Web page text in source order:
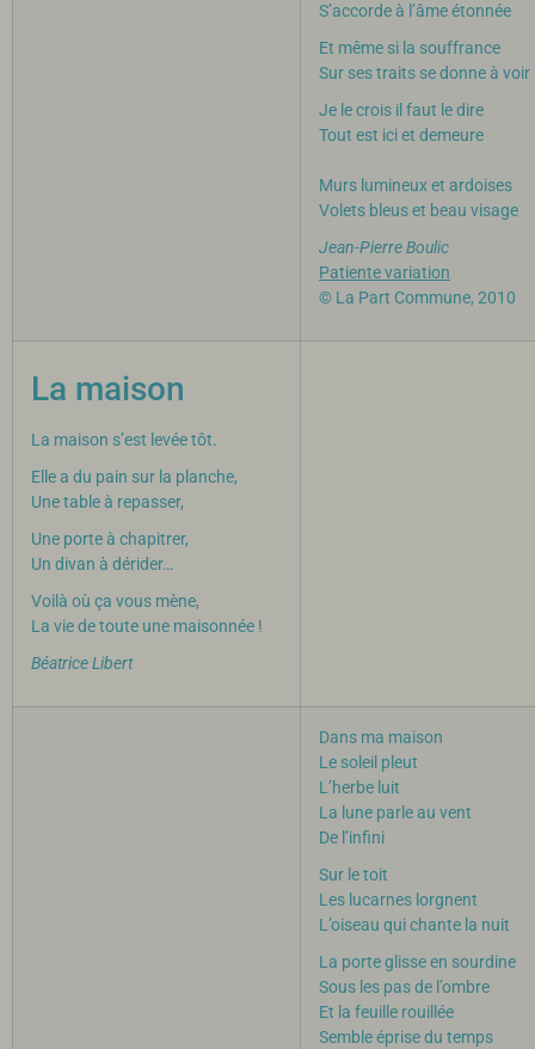
S’accorde à l’âme étonnée
Et même si la souffrance
Sur ses traits se donne à voir
Je le crois il faut le dire
Tout est ici et demeure
Murs lumineux et ardoises
Volets bleus et beau visage
Jean-Pierre Boulic
Patiente variation
© La Part Commune, 2010
La maison
La maison s’est levée tôt.
Elle a du pain sur la planche,
Une table à repasser,
Une porte à chapitrer,
Un divan à dérider…
Voilà où ça vous mène,
La vie de toute une maisonnée !
Béatrice Libert
Dans ma maison
Le soleil pleut
L’herbe luit
La lune parle au vent
De l’infini
Sur le toit
Les lucarnes lorgnent
L’oiseau qui chante la nuit
La porte glisse en sourdine
Sous les pas de l’ombre
Et la feuille rouillée
Semble éprise du temps